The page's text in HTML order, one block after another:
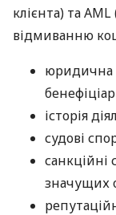
клієнта) та
відмиванню
юридична
історія
судові
санкційні
значущих